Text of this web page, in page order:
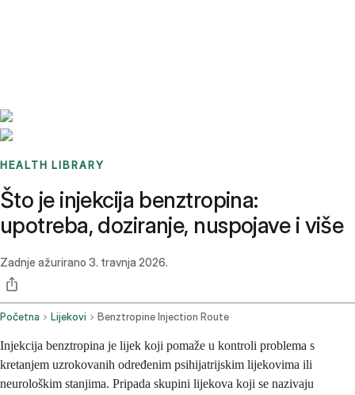
HEALTH LIBRARY
Što je injekcija benztropina:
upotreba, doziranje, nuspojave i više
Zadnje ažurirano 3. travnja 2026.
Početna Lijekovi Benztropine Injection Route
Injekcija benztropina je lijek koji pomaže u kontroli problema s
kretanjem uzrokovanih određenim psihijatrijskim lijekovima ili
neurološkim stanjima. Pripada skupini lijekova koji se nazivaju